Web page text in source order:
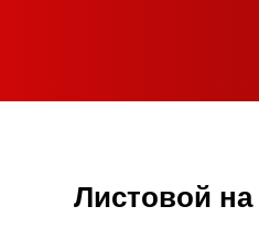
Листовой